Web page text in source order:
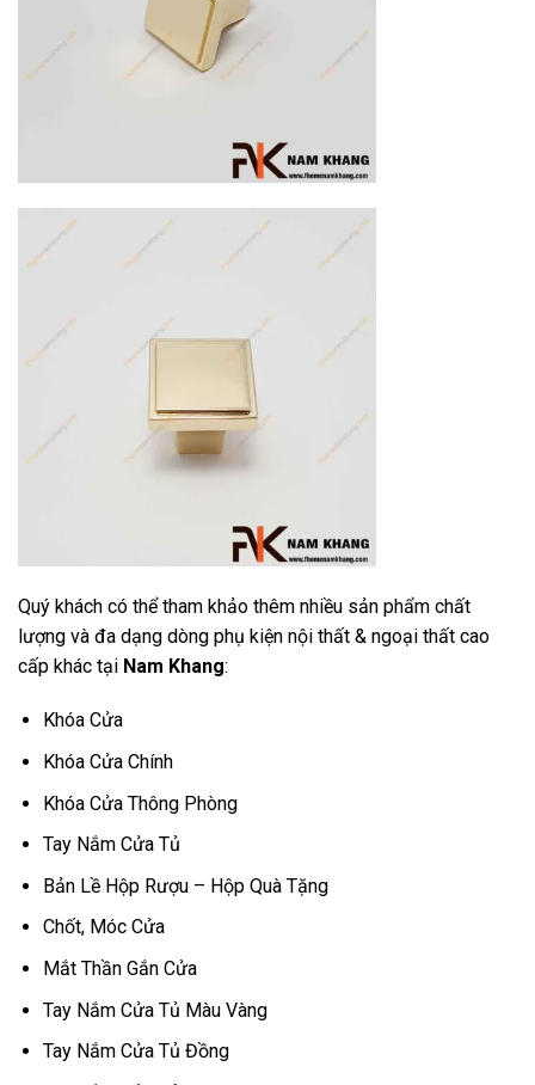
Quý khách có thể tham khảo thêm nhiều sản phẩm chất
lượng và đa dạng dòng phụ kiện nội thất & ngoại thất cao
cấp khác tại Nam Khang:
Khóa Cửa
Khóa Cửa Chính
Khóa Cửa Thông Phòng
Tay Nắm Cửa Tủ
Bản Lề Hộp Rượu – Hộp Quà Tặng
Chốt, Móc Cửa
Mắt Thần Gắn Cửa
Tay Nắm Cửa Tủ Màu Vàng
Tay Nắm Cửa Tủ Đồng